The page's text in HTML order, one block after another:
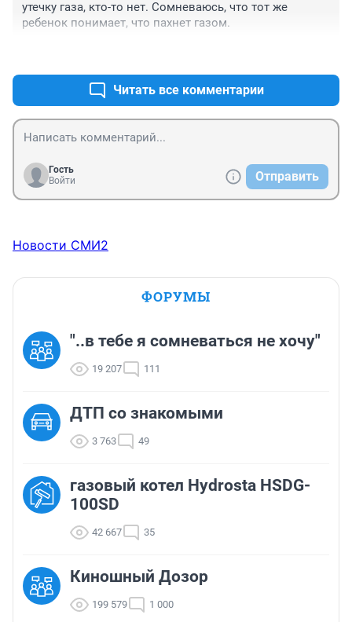
утечку газа, кто-то нет. Сомневаюсь, что тот же
ребенок понимает, что пахнет газом.
Читать все комментарии
Гость
Войти
Отправить
Новости СМИ2
ФОРУМЫ
"..в тебе я сомневаться не хочу"
19 207 111
ДТП со знакомыми
3 763 49
газовый котел Hydrosta HSDG-
100SD
42 667 35
Киношный Дозор
199 579 1 000